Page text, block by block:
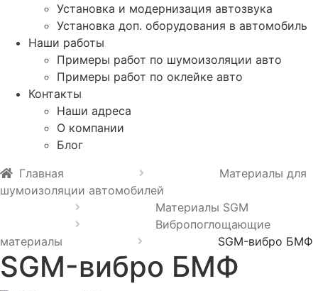
Установка и модернизация автозвука
Установка доп. оборудования в автомобиль
Наши работы
Примеры работ по шумоизоляции авто
Примеры работ по оклейке авто
Контакты
Наши адреса
О компании
Блог
Главная
Материалы для
шумоизоляции автомобилей
Материалы SGM
Вибропоглощающие
материалы
SGM-вибро БМФ
SGM-вибро БМФ